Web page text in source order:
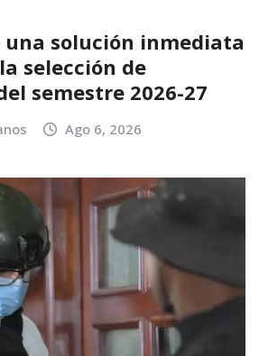
una solución inmediata
selección de
semestre 2026-27
Ago 6, 2026